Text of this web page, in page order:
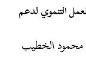
التنموي لدعم
محمود الخطيب